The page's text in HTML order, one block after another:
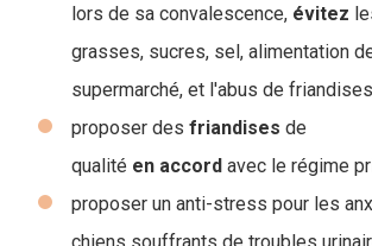
lors de sa convalescence, évitez
grasses, sucres, sel, alimentation
supermarché, et l'abus de
proposer des friandises de
qualité en accord avec le régime
proposer un anti-stress pour les
chiens souffrants de troubles